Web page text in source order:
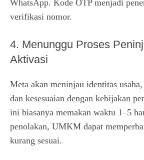
WhatsApp. Kode OTP menjadi
verifikasi nomor.
4. Menunggu Proses
Aktivasi
Meta akan meninjau identitas
dan kesesuaian dengan kebijakan
ini biasanya memakan waktu 1–5
penolakan, UMKM dapat
kurang sesuai.